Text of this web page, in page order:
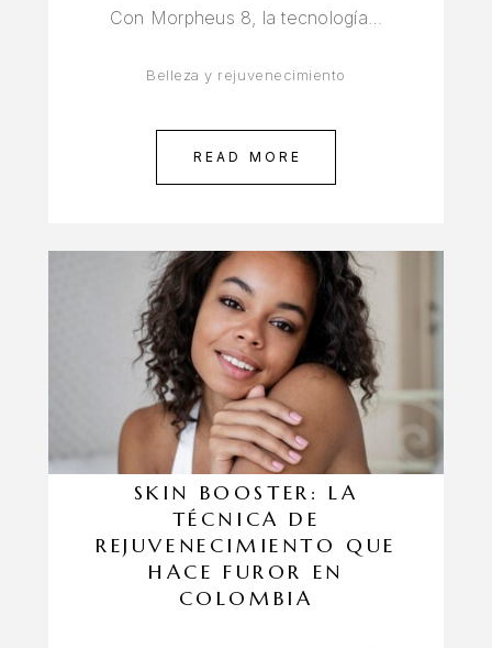
Con Morpheus 8, la tecnología…
Belleza y rejuvenecimiento
READ MORE
SKIN BOOSTER: LA
TÉCNICA DE
REJUVENECIMIENTO QUE
HACE FUROR EN
COLOMBIA